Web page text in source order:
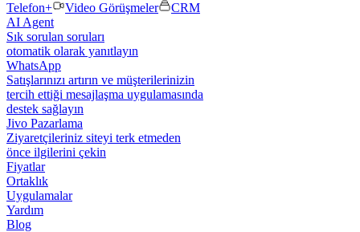
Telefon+
Video Görüşmeler
CRM
AI Agent
Sık sorulan soruları
otomatik olarak yanıtlayın
WhatsApp
Satışlarınızı artırın ve müşterilerinizin
tercih ettiği mesajlaşma uygulamasında
destek sağlayın
Jivo Pazarlama
Ziyaretçileriniz siteyi terk etmeden
önce ilgilerini çekin
Fiyatlar
Ortaklık
Uygulamalar
Yardım
Blog